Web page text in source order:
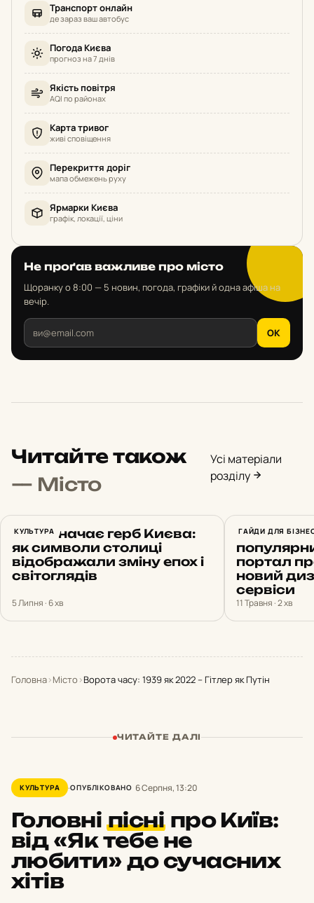
Транспорт онлайн
де зараз ваш автобус
Погода Києва
прогноз на 7 днів
Якість повітря
AQI по районах
Карта тривог
живі сповіщення
Перекриття доріг
мапа обмежень руху
Ярмарки Києва
графік, локації, ціни
Не проґав важливе про місто
Щоранку о 8:00 — 5 новин, погода, графіки й одна афіша на
вечір.
OK
Читайте також
— Місто
Усі матеріали
розділу
КУЛЬТУРА
Що означає герб Києва:
як символи столиці
відображали зміну епох і
світоглядів
5 Липня · 6 хв
ГАЙДИ ДЛЯ
«Мій
портал
новий
сервіси
11 Травня · 2 хв
Головна›Місто ›Ворота часу: 1939 як 2022 – Гітлер як Путін
ЧИТАЙТЕ ДАЛІ
КУЛЬТУРА ОПУБЛІКОВАНО 6 Серпня, 13:20
Головні пісні про Київ:
від «Як тебе не
любити» до сучасних
хітів